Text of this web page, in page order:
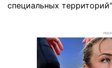
специальных